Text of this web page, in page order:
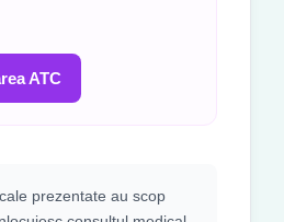
ATC
prezentate au scop